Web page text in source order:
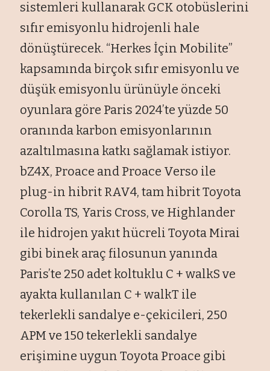
sistemleri kullanarak GCK otobüslerini
sıfır emisyonlu hidrojenli hale
dönüştürecek. “Herkes İçin Mobilite”
kapsamında birçok sıfır emisyonlu ve
düşük emisyonlu ürünüyle önceki
oyunlara göre Paris 2024’te yüzde 50
oranında karbon emisyonlarının
azaltılmasına katkı sağlamak istiyor.
bZ4X, Proace and Proace Verso ile
plug-in hibrit RAV4, tam hibrit Toyota
Corolla TS, Yaris Cross, ve Highlander
ile hidrojen yakıt hücreli Toyota Mirai
gibi binek araç filosunun yanında
Paris’te 250 adet koltuklu C + walkS ve
ayakta kullanılan C + walkT ile
tekerlekli sandalye e-çekicileri, 250
APM ve 150 tekerlekli sandalye
erişimine uygun Toyota Proace gibi